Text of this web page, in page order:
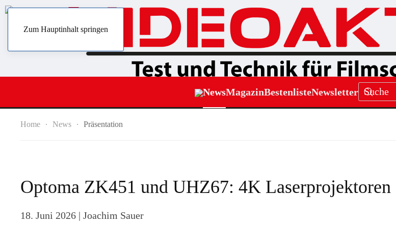
Zum Hauptinhalt springen
NewsMagazinBestenlisteNewsletter
Home News Präsentation
Optoma ZK451 und UHZ67: 4K Laserprojektoren
18. Juni 2026 | Joachim Sauer